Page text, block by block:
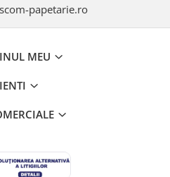
papetarie.ro
MEU